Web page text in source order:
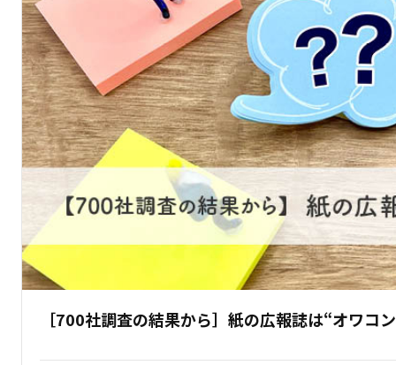
［700社調査の結果から］紙の広報誌は“オワコ